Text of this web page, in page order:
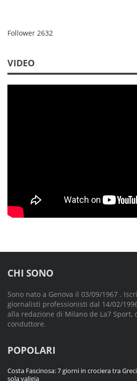
Follower 2632
VIDEO
CHI SONO
Sono nato a Genova il 03/09/1967 .
giornalisti professionisti dal 14/02/
alla redazione di Milano de La7 Sport,
conduttore.
POPOLARI
Costa Fascinosa: 7 giorni in crociera tra
sola valigia